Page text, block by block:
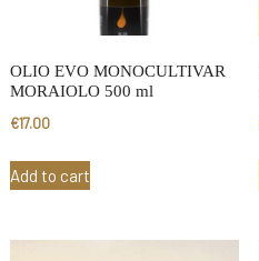
OLIO EVO MONOCULTIVAR
MORAIOLO 500 ml
€17.00
Add to cart